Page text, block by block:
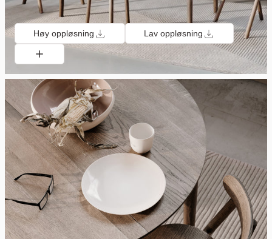
Høy oppløsning Lav oppløsning